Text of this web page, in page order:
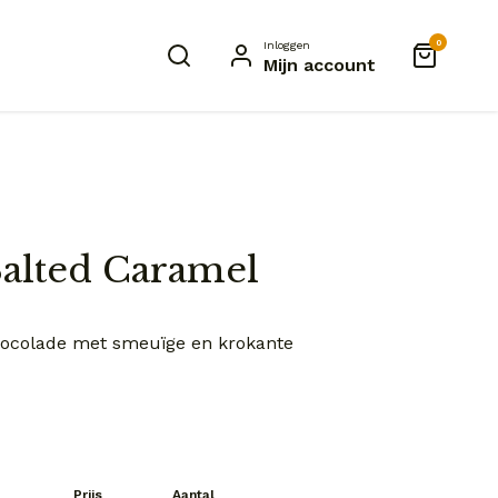
Inloggen
Mijn account
0
Caramel
met smeuïge en krokante
Prijs Aantal